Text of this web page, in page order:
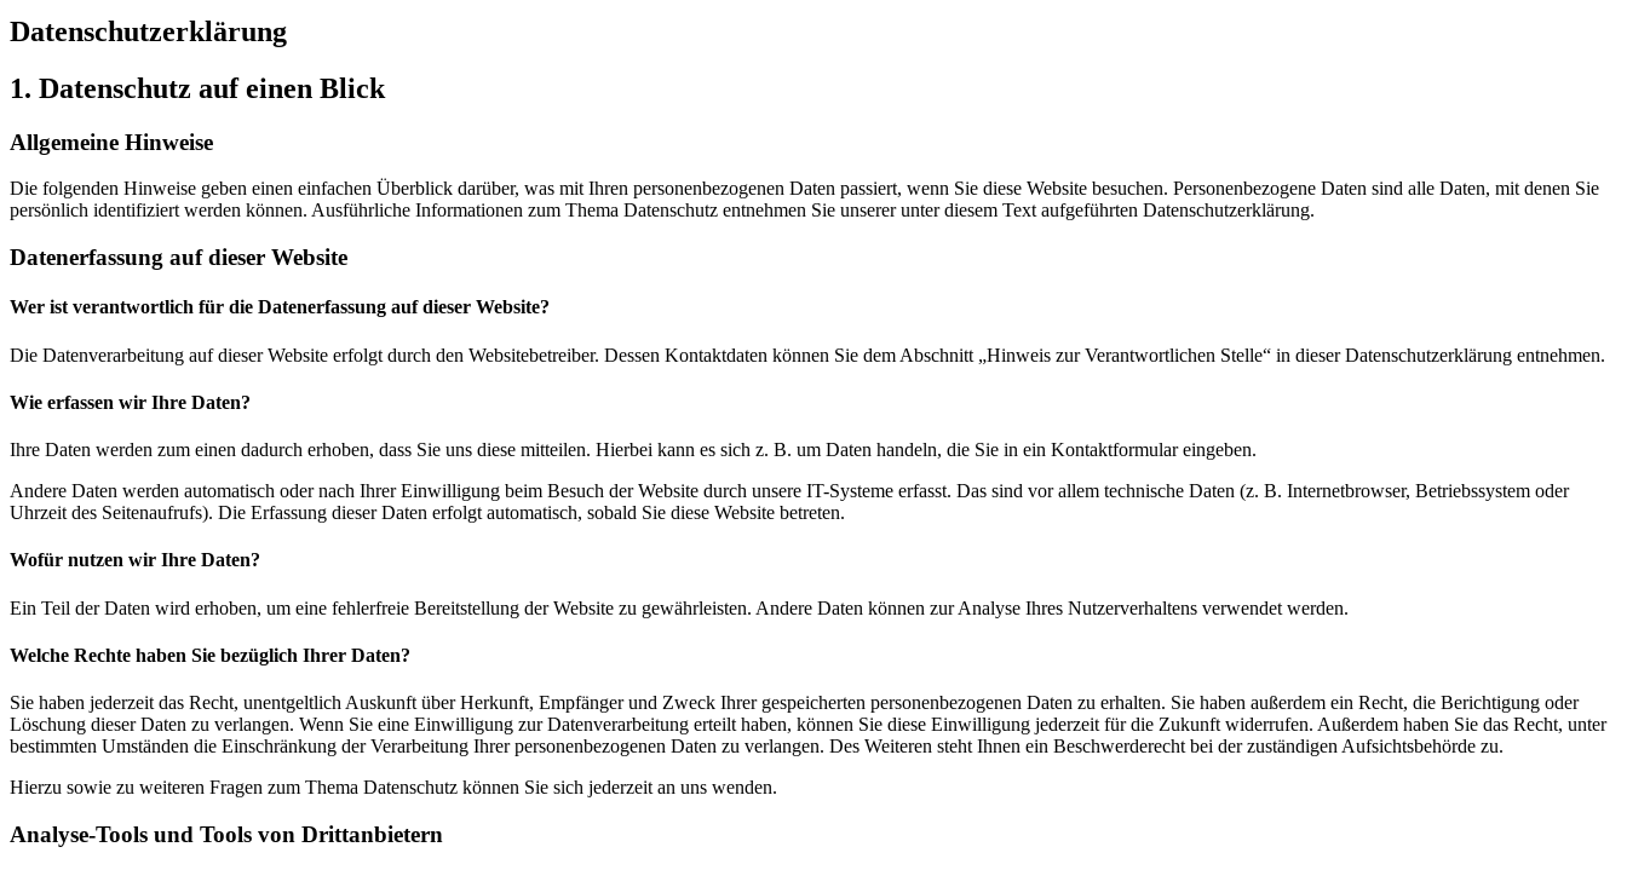
Datenschutz­erklärung
1. Datenschutz auf einen Blick
Allgemeine Hinweise
Die folgenden Hinweise geben einen einfachen Überblick darüber, was mit Ihren personenbezogenen Daten passiert, wenn Sie diese Website besuchen. Personenbezogene Daten sind alle Daten, mit denen Sie
persönlich identifiziert werden können. Ausführliche Informationen zum Thema Datenschutz entnehmen Sie unserer unter diesem Text aufgeführten Datenschutzerklärung.
Datenerfassung auf dieser Website
Wer ist verantwortlich für die Datenerfassung auf dieser Website?
Die Datenverarbeitung auf dieser Website erfolgt durch den Websitebetreiber. Dessen Kontaktdaten können Sie dem Abschnitt „Hinweis zur Verantwortlichen Stelle“ in dieser Datenschutzerklärung entnehmen.
Wie erfassen wir Ihre Daten?
Ihre Daten werden zum einen dadurch erhoben, dass Sie uns diese mitteilen. Hierbei kann es sich z. B. um Daten handeln, die Sie in ein Kontaktformular eingeben.
Andere Daten werden automatisch oder nach Ihrer Einwilligung beim Besuch der Website durch unsere IT-Systeme erfasst. Das sind vor allem technische Daten (z. B. Internetbrowser, Betriebssystem oder
Uhrzeit des Seitenaufrufs). Die Erfassung dieser Daten erfolgt automatisch, sobald Sie diese Website betreten.
Wofür nutzen wir Ihre Daten?
Ein Teil der Daten wird erhoben, um eine fehlerfreie Bereitstellung der Website zu gewährleisten. Andere Daten können zur Analyse Ihres Nutzerverhaltens verwendet werden.
Welche Rechte haben Sie bezüglich Ihrer Daten?
Sie haben jederzeit das Recht, unentgeltlich Auskunft über Herkunft, Empfänger und Zweck Ihrer gespeicherten personenbezogenen Daten zu erhalten. Sie haben außerdem ein Recht, die Berichtigung oder
Löschung dieser Daten zu verlangen. Wenn Sie eine Einwilligung zur Datenverarbeitung erteilt haben, können Sie diese Einwilligung jederzeit für die Zukunft widerrufen. Außerdem haben Sie das Recht, unter
bestimmten Umständen die Einschränkung der Verarbeitung Ihrer personenbezogenen Daten zu verlangen. Des Weiteren steht Ihnen ein Beschwerderecht bei der zuständigen Aufsichtsbehörde zu.
Hierzu sowie zu weiteren Fragen zum Thema Datenschutz können Sie sich jederzeit an uns wenden.
Analyse-Tools und Tools von Dritt­anbietern